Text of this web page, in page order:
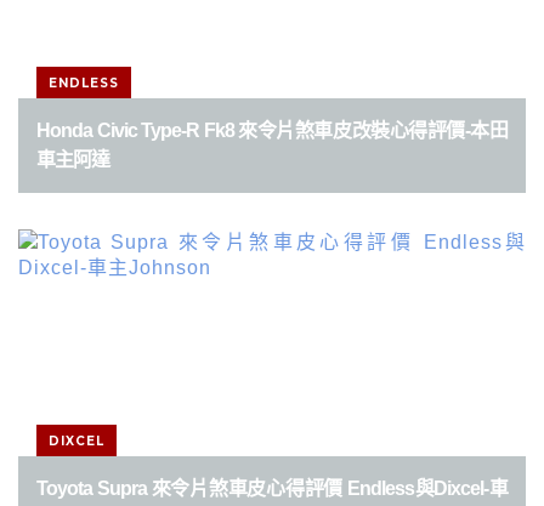
ENDLESS
Honda Civic Type-R Fk8 來令片煞車皮改裝心得評價-本田
車主阿達
DIXCEL
Toyota Supra 來令片煞車皮心得評價 Endless與Dixcel-車